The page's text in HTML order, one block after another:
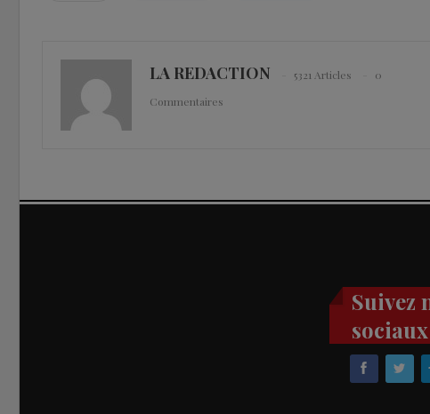
LA REDACTION 5321 Articles
0
Commentaires
Suivez
sociaux